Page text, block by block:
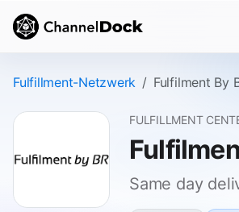
Fulfillment-Netzwerk Fulfilment By
FULFILLMENT
Same day